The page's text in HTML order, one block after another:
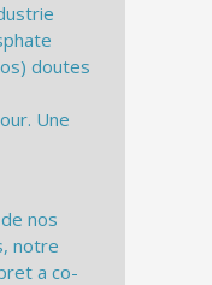
doutes
Une
nos
notre
a co-